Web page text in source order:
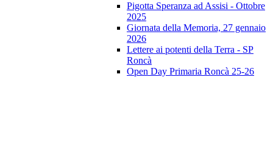
Pigotta Speranza ad Assisi - Ottobre
2025
Giornata della Memoria, 27 gennaio
2026
Lettere ai potenti della Terra - SP
Roncà
Open Day Primaria Roncà 25-26